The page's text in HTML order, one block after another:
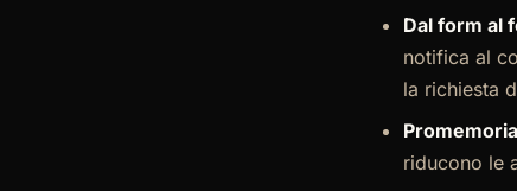
Dal form al
notifica al
la richiesta
riducono le